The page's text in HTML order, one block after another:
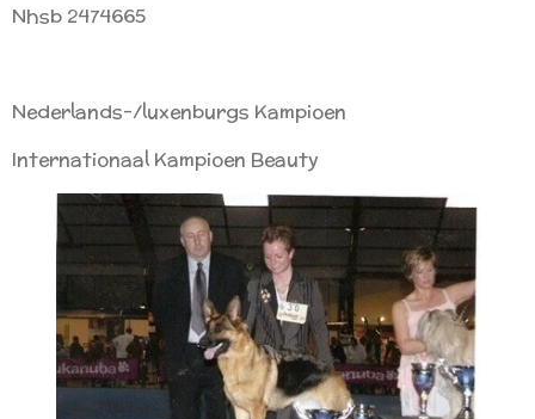
Nhsb 2474665
Nederlands-/luxenburgs Kampioen
Internationaal Kampioen Beauty